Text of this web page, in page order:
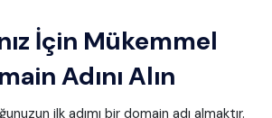
İçin Mükemmel
Adını Alın
ilk adımı bir domain adı almaktır.